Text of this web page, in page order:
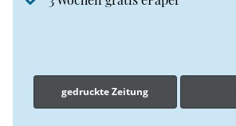
gedruckte Zeitung